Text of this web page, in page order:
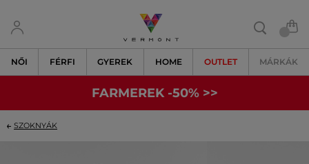
NŐI FÉRFI GYEREK HOME OUTLET MÁRKÁK
FARMEREK -50% >>
SZOKNYÁK